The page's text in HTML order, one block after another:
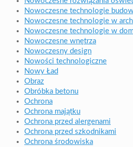
Nowoczesne technologie
Nowoczesne technologie w
Nowoczesne technologie w
Nowoczesne wnętrza
Nowoczesny design
Nowości technologiczne
Nowy Ład
Obraz
Obróbka betonu
Ochrona
Ochrona majątku
Ochrona przed alergenami
Ochrona przed szkodnikami
Ochrona środowiska